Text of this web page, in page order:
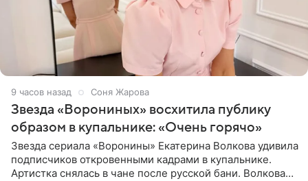
9 часов назад Соня Жарова
Звезда «Ворониных» восхитила публику
образом в купальнике: «Очень горячо»
Звезда сериала «Воронины» Екатерина Волкова удивила
подписчиков откровенными кадрами в купальнике.
Артистка снялась в чане после русской бани. Волкова